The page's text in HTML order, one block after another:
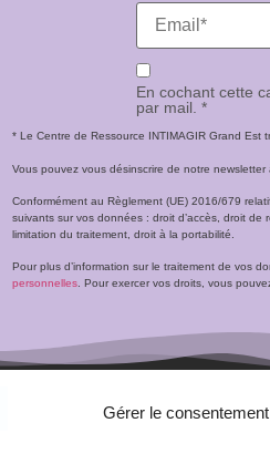
Gérer le consentement
En cochant cette
par mail. *
* Le Centre de Ressource INTIMAGIR Grand
Vous pouvez vous désinscrire de notre
Conformément au Règlement (UE) 2016/679
suivants sur vos données : droit d’accès, droit de
limitation du traitement, droit à la portabilité.
Pour plus d’information sur le traitement de vos
personnelles. Pour exercer vos droits, vous